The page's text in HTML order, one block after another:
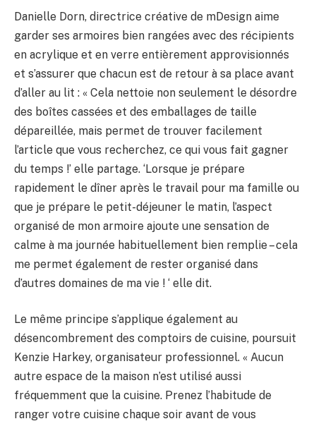
Danielle Dorn, directrice créative de mDesign aime
garder ses armoires bien rangées avec des récipients
en acrylique et en verre entièrement approvisionnés
et s’assurer que chacun est de retour à sa place avant
d’aller au lit : « Cela nettoie non seulement le désordre
des boîtes cassées et des emballages de taille
dépareillée, mais permet de trouver facilement
l’article que vous recherchez, ce qui vous fait gagner
du temps !’ elle partage. ‘Lorsque je prépare
rapidement le dîner après le travail pour ma famille ou
que je prépare le petit-déjeuner le matin, l’aspect
organisé de mon armoire ajoute une sensation de
calme à ma journée habituellement bien remplie – cela
me permet également de rester organisé dans
d’autres domaines de ma vie ! ‘ elle dit.
Le même principe s’applique également au
désencombrement des comptoirs de cuisine, poursuit
Kenzie Harkey, organisateur professionnel. « Aucun
autre espace de la maison n’est utilisé aussi
fréquemment que la cuisine. Prenez l’habitude de
ranger votre cuisine chaque soir avant de vous